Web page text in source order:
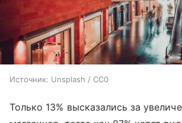
Источник: Unsplash / CC0
Только 13% высказались за